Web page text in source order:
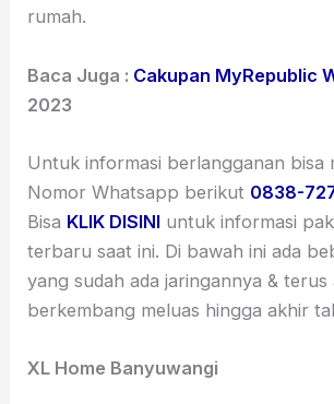
rumah.
Baca Juga : Cakupan MyRepublic
2023
Untuk informasi berlangganan bisa
Nomor Whatsapp berikut 0838-
Bisa KLIK DISINI untuk informasi
terbaru saat ini. Di bawah ini ada
yang sudah ada jaringannya & terus
berkembang meluas hingga akhir
XL Home Banyuwangi